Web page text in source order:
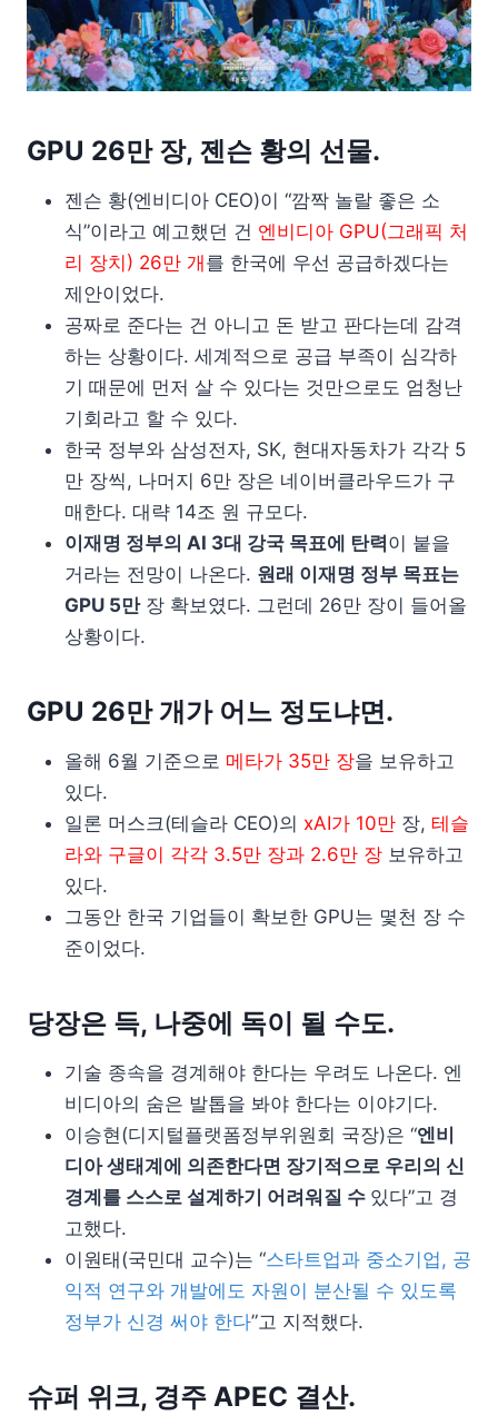
GPU 26만 장, 젠슨 황의 선물.
젠슨 황(엔비디아 CEO)이 “깜짝 놀랄 좋은 소
식”이라고 예고했던 건 엔비디아 GPU(그래픽 처
리 장치) 26만 개 를 한국에 우선 공급하겠다는
제안이었다.
공짜로 준다는 건 아니고 돈 받고 판다는데 감격
하는 상황이다. 세계적으로 공급 부족이 심각하
기 때문에 먼저 살 수 있다는 것만으로도 엄청난
기회라고 할 수 있다.
한국 정부와 삼성전자, SK, 현대자동차가 각각 5
만 장씩, 나머지 6만 장은 네이버클라우드가 구
매한다. 대략 14조 원 규모다.
이재명 정부의 AI 3대 강국 목표에 탄력이 붙을
거라는 전망이 나온다. 원래 이재명 정부 목표는
GPU 5만장 확보였다. 그런데 26만 장이 들어올
상황이다.
GPU 26만 개가 어느 정도냐면.
올해 6월 기준으로 메타가 35만 장을 보유하고
있다.
일론 머스크(테슬라 CEO)의 xAI가 10만 장, 테슬
라와 구글이 각각 3.5만 장과 2.6만 장 보유하고
있다.
그동안 한국 기업들이 확보한 GPU는 몇천 장 수
준이었다.
당장은 득, 나중에 독이 될 수도.
기술 종속을 경계해야 한다는 우려도 나온다. 엔
비디아의 숨은 발톱을 봐야 한다는 이야기다.
이승현(디지털플랫폼정부위원회 국장)은 “엔비
디아 생태계에 의존한다면 장기적으로 우리의 신
경계를 스스로 설계하기 어려워질 수 있다”고 경
고했다.
이원태(국민대 교수)는 “스타트업과 중소기업, 공
익적 연구와 개발에도 자원이 분산될 수 있도록
정부가 신경 써야 한다”고 지적했다.
슈퍼 위크, 경주 APEC 결산.